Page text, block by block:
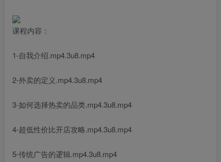
课程内容：
1-自我介绍.mp4.3u8.mp4
2-外卖的定义.mp4.3u8.mp4
3-如何选择热卖的品类.mp4.3u8.mp4
4-超低性价比开店攻略.mp4.3u8.mp4
5-传统广告的逻辑.mp4.3u8.mp4